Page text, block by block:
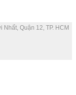
Quận 12, TP. HCM